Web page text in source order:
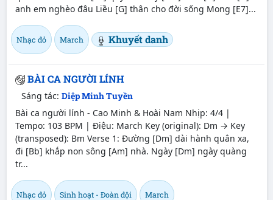
anh em nghèo đâu Liều [G] thân cho đời sống Mong [E7]...
Nhạc đỏ March Khuyết danh
BÀI CA NGƯỜI LÍNH
Sáng tác: Diệp Minh Tuyền
Bài ca người lính - Cao Minh & Hoài Nam Nhịp: 4/4 |
Tempo: 103 BPM | Điệu: March Key (original): Dm → Key
(transposed): Bm Verse 1: Đường [Dm] dài hành quân xa,
đi [Bb] khắp non sông [Am] nhà. Ngày [Dm] ngày quàng
tr...
Nhạc đỏ Sinh hoạt - Đoàn đội March